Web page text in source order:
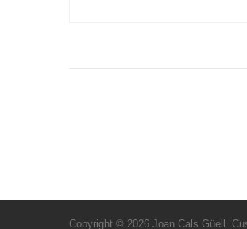
Copyright © 2026 Joan Cals Güell .